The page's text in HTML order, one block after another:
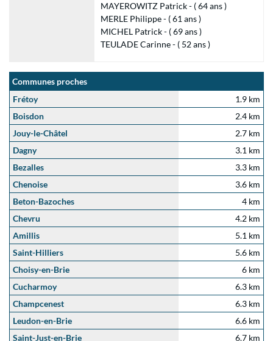
MAYEROWITZ Patrick - ( 64 ans )
MERLE Philippe - ( 61 ans )
MICHEL Patrick - ( 69 ans )
TEULADE Carinne - ( 52 ans )
Communes proches
Frétoy
1.9 km
Boisdon
2.4 km
Jouy-le-Châtel
2.7 km
Dagny
3.1 km
Bezalles
3.3 km
Chenoise
3.6 km
Beton-Bazoches
4 km
Chevru
4.2 km
Amillis
5.1 km
Saint-Hilliers
5.6 km
Choisy-en-Brie
6 km
Cucharmoy
6.3 km
Champcenest
6.3 km
Leudon-en-Brie
6.6 km
Saint-Just-en-Brie
6.7 km